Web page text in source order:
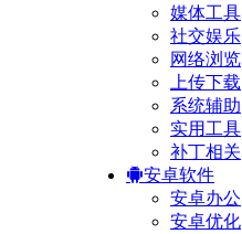
媒体工具
社交娱乐
网络浏览
上传下载
系统辅助
实用工具
补丁相关
安卓软件
安卓办公
安卓优化